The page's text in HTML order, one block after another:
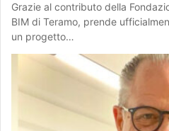
Grazie al contributo della
BIM di Teramo, prende
un progetto…